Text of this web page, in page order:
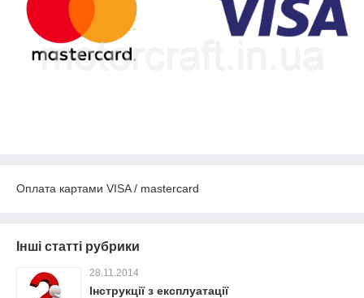
Оплата картами VISA / mastercard
Інші статті рубрики
28.11.2014
Інструкції з експлуатації